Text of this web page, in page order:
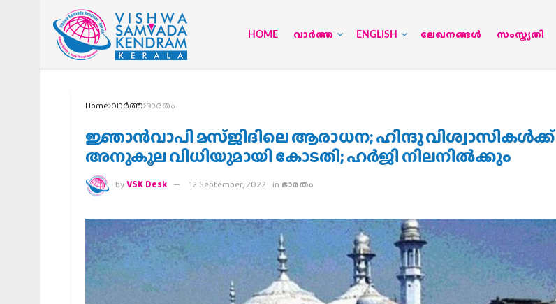
HOME വാര്‍ത്ത ENGLISH ലേഖനങ്ങള്‍ സംസ്കൃതി
Home വാര്‍ത്ത ഭാരതം
ജ്ഞാൻവാപി മസ്ജിദിലെ ആരാധന; ഹിന്ദു വിശ്വാസികൾക്ക്
അനുകൂല വിധിയുമായി കോടതി; ഹർജി നിലനിൽക്കും
byVSK Desk 12 September, 2022 in ഭാരതം